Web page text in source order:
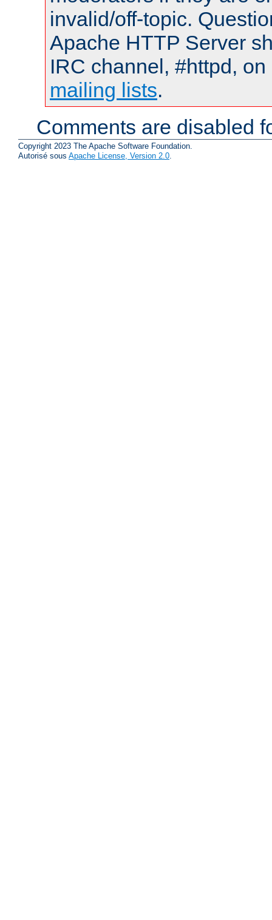
invalid/off-topic.
Apache HTTP Server
IRC channel, #httpd,
mailing lists.
Comments are disabled
Copyright 2023 The Apache Software Foundation.
Autorisé sous Apache License, Version 2.0